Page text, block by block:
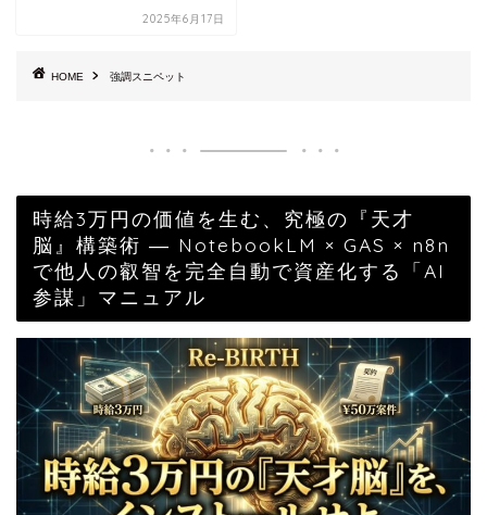
2025年6月17日
HOME 強調スニペット
時給3万円の価値を生む、究極の『天才
脳』構築術 ― NotebookLM × GAS × n8n
で他人の叡智を完全自動で資産化する「AI
参謀」マニュアル